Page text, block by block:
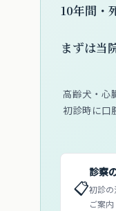
10年間・
まずは当
高齢犬・心
初診時に口
📋
診察
初診
ご案内